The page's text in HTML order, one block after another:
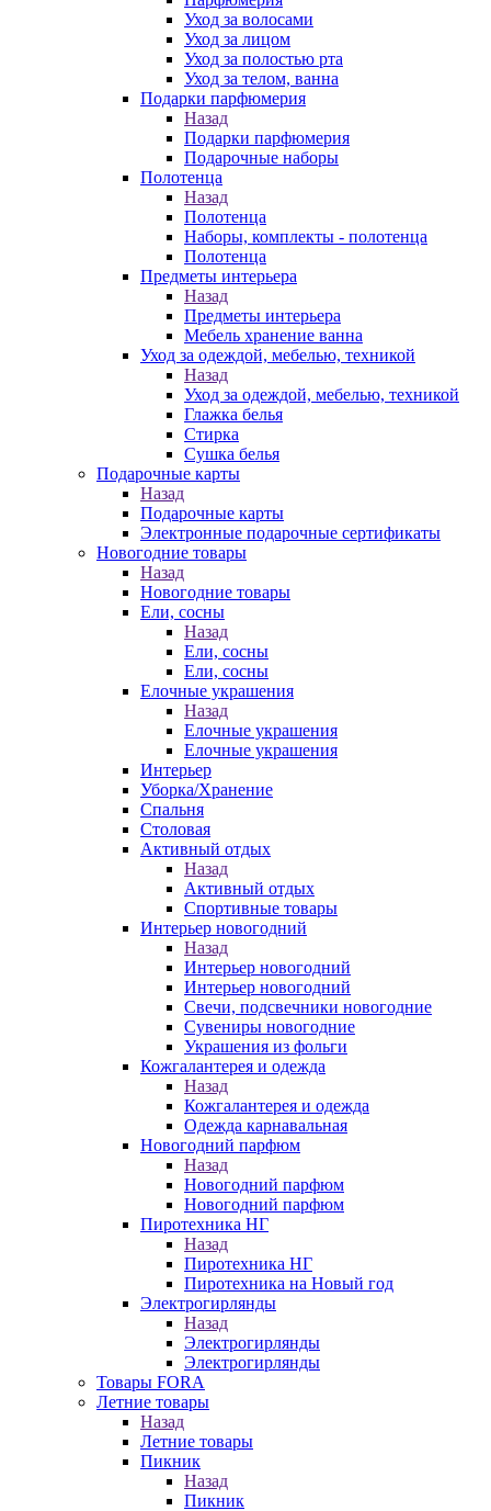
Уход за волосами
Уход за лицом
Уход за полостью рта
Уход за телом, ванна
Подарки парфюмерия
Назад
Подарки парфюмерия
Подарочные наборы
Полотенца
Назад
Полотенца
Наборы, комплекты - полотенца
Полотенца
Предметы интерьера
Назад
Предметы интерьера
Мебель хранение ванна
Уход за одеждой, мебелью, техникой
Назад
Уход за одеждой, мебелью, техникой
Глажка белья
Стирка
Сушка белья
Подарочные карты
Назад
Подарочные карты
Электронные подарочные сертификаты
Новогодние товары
Назад
Новогодние товары
Ели, сосны
Назад
Ели, сосны
Ели, сосны
Елочные украшения
Назад
Елочные украшения
Елочные украшения
Интерьер
Уборка/Хранение
Спальня
Столовая
Активный отдых
Назад
Активный отдых
Спортивные товары
Интерьер новогодний
Назад
Интерьер новогодний
Интерьер новогодний
Свечи, подсвечники новогодние
Сувениры новогодние
Украшения из фольги
Кожгалантерея и одежда
Назад
Кожгалантерея и одежда
Одежда карнавальная
Новогодний парфюм
Назад
Новогодний парфюм
Новогодний парфюм
Пиротехника НГ
Назад
Пиротехника НГ
Пиротехника на Новый год
Электрогирлянды
Назад
Электрогирлянды
Электрогирлянды
Товары FORA
Летние товары
Назад
Летние товары
Пикник
Назад
Пикник